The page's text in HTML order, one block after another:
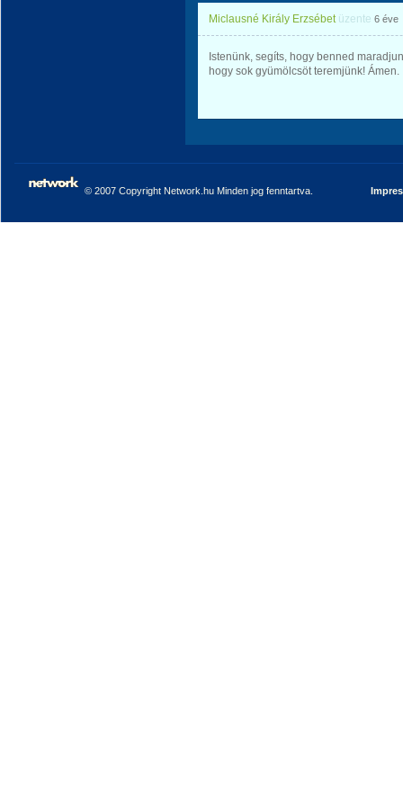
Miclausné Király Erzsébetüzente 6 éve
Istenünk, segíts, hogy benned
hogy sok gyümölcsöt teremjünk! Ámen.
© 2007 Copyright Network.hu Minden jog fenntartva.